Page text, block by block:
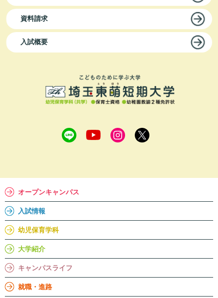
資料請求
入試概要
オープンキャンパス
入試情報
幼児保育学科
大学紹介
キャンパスライフ
就職・進路